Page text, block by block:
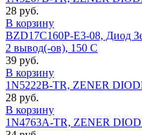
28 руб.
В корзину
BZD17C160P-E3-08, Диод
2 вывод(-ов), 150 C
39 руб.
В корзину
1N5222B-TR, ZENER
28 руб.
В корзину
1N4763A-TR, ZENER